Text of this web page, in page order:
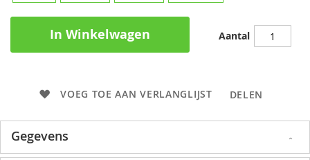
Aantal
In Winkelwagen
VOEG TOE AAN VERLANGLIJST DELEN
Gegevens